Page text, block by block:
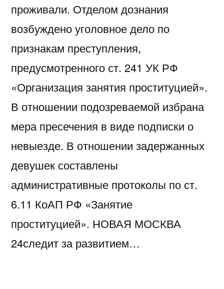
проживали. Отделом дознания
возбуждено уголовное дело по
признакам преступления,
предусмотренного ст. 241 УК РФ
«Организация занятия проституцией».
В отношении подозреваемой избрана
мера пресечения в виде подписки о
невыезде. В отношении задержанных
девушек составлены
административные протоколы по ст.
6.11 КоАП РФ «Занятие
проституцией». НОВАЯ МОСКВА
24следит за развитием…